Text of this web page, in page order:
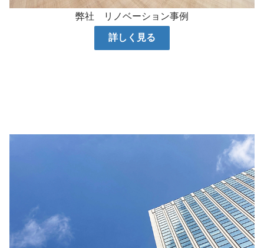
弊社 リノベーション事例
詳しく見る